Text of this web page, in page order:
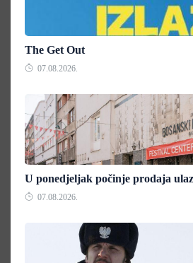
The Get Out
07.08.2026.
U ponedjeljak počinje prodaja
07.08.2026.